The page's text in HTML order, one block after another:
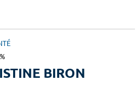
BIRON